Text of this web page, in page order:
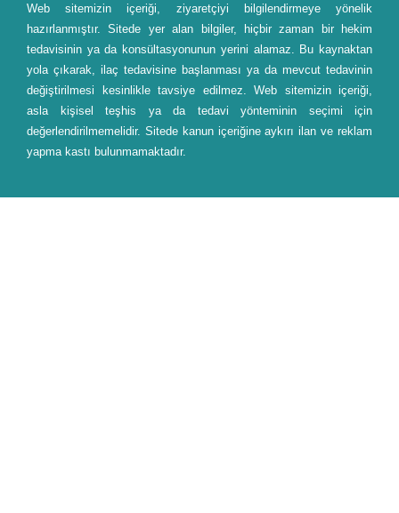
Web sitemizin içeriği, ziyaretçiyi bilgilendirmeye yönelik
hazırlanmıştır. Sitede yer alan bilgiler, hiçbir zaman bir hekim
tedavisinin ya da konsültasyonunun yerini alamaz. Bu kaynaktan
yola çıkarak, ilaç tedavisine başlanması ya da mevcut tedavinin
değiştirilmesi kesinlikle tavsiye edilmez. Web sitemizin içeriği,
asla kişisel teşhis ya da tedavi yönteminin seçimi için
değerlendirilmemelidir. Sitede kanun içeriğine aykırı ilan ve reklam
yapma kastı bulunmamaktadır.